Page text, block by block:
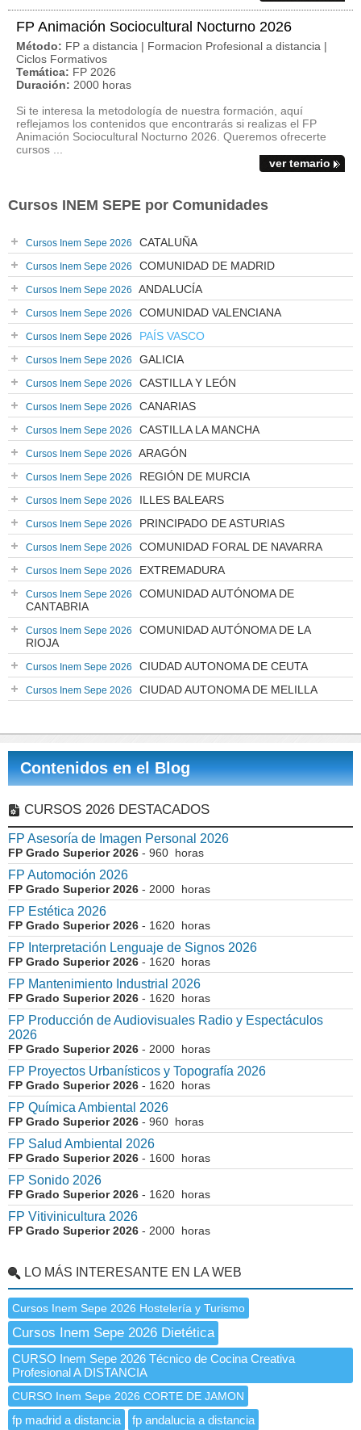
FP Animación Sociocultural Nocturno 2026
Método: FP a distancia | Formacion Profesional a distancia |
Ciclos Formativos
Temática: FP 2026
Duración: 2000 horas
Si te interesa la metodología de nuestra formación, aquí
reflejamos los contenidos que encontrarás si realizas el FP
Animación Sociocultural Nocturno 2026. Queremos ofrecerte
cursos ...
ver temario
Cursos INEM SEPE por Comunidades
Cursos Inem Sepe 2026 CATALUÑA
Cursos Inem Sepe 2026 COMUNIDAD DE MADRID
Cursos Inem Sepe 2026 ANDALUCÍA
Cursos Inem Sepe 2026 COMUNIDAD VALENCIANA
Cursos Inem Sepe 2026 PAÍS VASCO
Cursos Inem Sepe 2026 GALICIA
Cursos Inem Sepe 2026 CASTILLA Y LEÓN
Cursos Inem Sepe 2026 CANARIAS
Cursos Inem Sepe 2026 CASTILLA LA MANCHA
Cursos Inem Sepe 2026 ARAGÓN
Cursos Inem Sepe 2026 REGIÓN DE MURCIA
Cursos Inem Sepe 2026 ILLES BALEARS
Cursos Inem Sepe 2026 PRINCIPADO DE ASTURIAS
Cursos Inem Sepe 2026 COMUNIDAD FORAL DE NAVARRA
Cursos Inem Sepe 2026 EXTREMADURA
Cursos Inem Sepe 2026
COMUNIDAD AUTÓNOMA DE
CANTABRIA
Cursos Inem Sepe 2026
COMUNIDAD AUTÓNOMA DE LA
RIOJA
Cursos Inem Sepe 2026 CIUDAD AUTONOMA DE CEUTA
Cursos Inem Sepe 2026 CIUDAD AUTONOMA DE MELILLA
Contenidos en el Blog
CURSOS 2026 DESTACADOS
FP Asesoría de Imagen Personal 2026
FP Grado Superior 2026 - 960 horas
FP Automoción 2026
FP Grado Superior 2026 - 2000 horas
FP Estética 2026
FP Grado Superior 2026 - 1620 horas
FP Interpretación Lenguaje de Signos 2026
FP Grado Superior 2026 - 1620 horas
FP Mantenimiento Industrial 2026
FP Grado Superior 2026 - 1620 horas
FP Producción de Audiovisuales Radio y Espectáculos
2026
FP Grado Superior 2026 - 2000 horas
FP Proyectos Urbanísticos y Topografía 2026
FP Grado Superior 2026 - 1620 horas
FP Química Ambiental 2026
FP Grado Superior 2026 - 960 horas
FP Salud Ambiental 2026
FP Grado Superior 2026 - 1600 horas
FP Sonido 2026
FP Grado Superior 2026 - 1620 horas
FP Vitivinicultura 2026
FP Grado Superior 2026 - 2000 horas
LO MÁS INTERESANTE EN LA WEB
Cursos Inem Sepe 2026 Hostelería y Turismo
Cursos Inem Sepe 2026 Dietética
CURSO Inem Sepe 2026 Técnico de Cocina Creativa
Profesional A DISTANCIA
CURSO Inem Sepe 2026 CORTE DE JAMON
fp madrid a distancia fp andalucia a distancia